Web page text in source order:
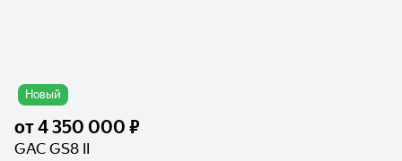
Новый
от4 350 000 ₽
GAC GS8 II